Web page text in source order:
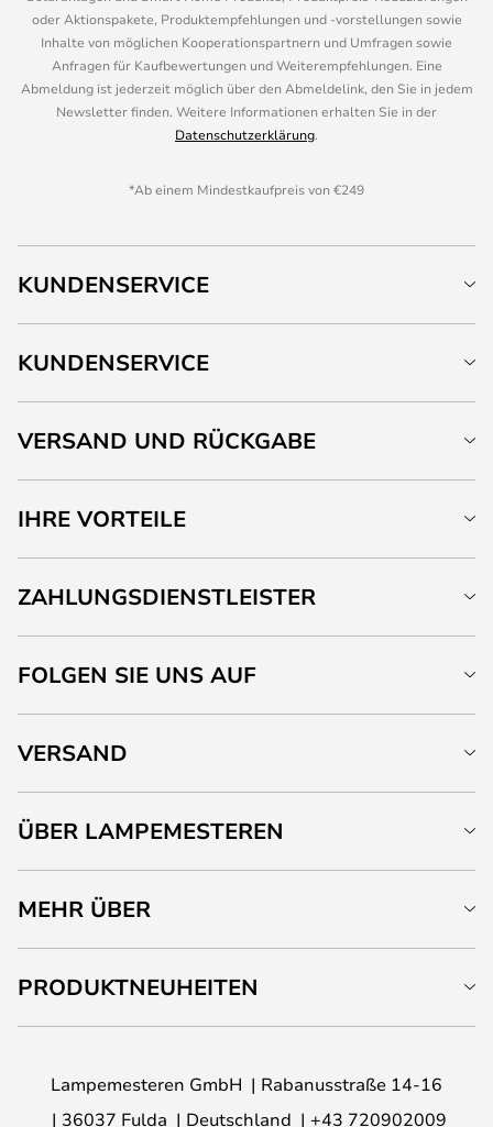
oder Aktionspakete, Produktempfehlungen und -vorstellungen sowie
Inhalte von möglichen Kooperationspartnern und Umfragen sowie
Anfragen für Kaufbewertungen und Weiterempfehlungen. Eine
Abmeldung ist jederzeit möglich über den Abmeldelink, den Sie in jedem
Newsletter finden. Weitere Informationen erhalten Sie in der
Datenschutzerklärung.
*Ab einem Mindestkaufpreis von €249
KUNDENSERVICE
KUNDENSERVICE
VERSAND UND RÜCKGABE
IHRE VORTEILE
ZAHLUNGSDIENSTLEISTER
FOLGEN SIE UNS AUF
VERSAND
ÜBER LAMPEMESTEREN
MEHR ÜBER
PRODUKTNEUHEITEN
Lampemesteren GmbH
Rabanusstraße 14-16
36037 Fulda
Deutschland +43 720902009